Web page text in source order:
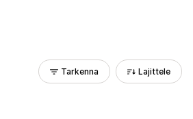
Tarkenna Lajittele